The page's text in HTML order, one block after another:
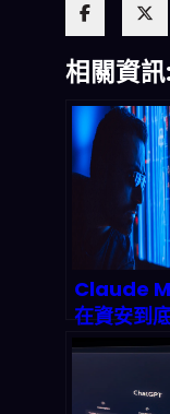
相關資
Claude
在資安到
哪？為何
出相似效果